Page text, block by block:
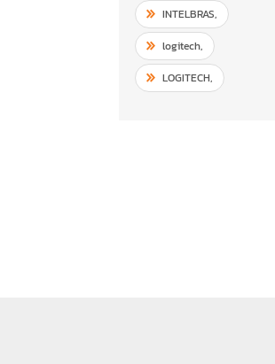
INTELBRAS,
logitech,
LOGITECH,